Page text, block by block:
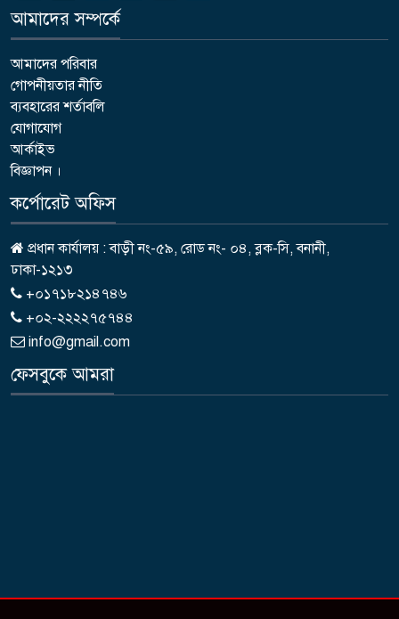
আমাদের সম্পর্কে
আমাদের পরিবার
গোপনীয়তার নীতি
ব্যবহারের শর্তাবলি
যোগাযোগ
আর্কাইভ
বিজ্ঞাপন ।
কর্পোরেট অফিস
প্রধান কার্যালয় : বাড়ী নং-৫৯, রোড নং- ০৪, ব্লক-সি, বনানী,
ঢাকা-১২১৩
+০১৭১৮২১৪৭৪৬
+০২-২২২২৭৫৭৪৪
info@gmail.com
ফেসবুকে আমরা